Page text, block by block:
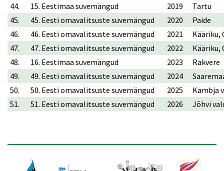
44.
15. Eestimaa suvemängud 2019
Tartu
45.
45. Eesti omavalitsuste suvemängud 2020
Paide
46.
46. Eesti omavalitsuste suvemängud 2021
Kääriku,
47.
47. Eesti omavalitsuste suvemängud 2022
Kääriku,
48.
16. Eestimaa suvemängud 2023
Rakvere
49.
49. Eesti omavalitsuste suvemängud 2024
50.
50. Eesti omavalitsuste suvemängud 2025
Kambja
51.
51. Eesti omavalitsuste suvemängud 2026 Jõhvi